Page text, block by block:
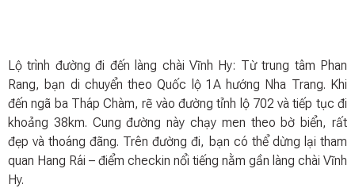
Lộ trình đường đi đến làng chài Vĩnh Hy: Từ trung tâm Phan
Rang, bạn di chuyển theo Quốc lộ 1A hướng Nha Trang. Khi
đến ngã ba Tháp Chàm, rẽ vào đường tỉnh lộ 702 và tiếp tục đi
khoảng 38km. Cung đường này chạy men theo bờ biển, rất
đẹp và thoáng đãng. Trên đường đi, bạn có thể dừng lại tham
quan Hang Rái – điểm checkin nổi tiếng nằm gần làng chài Vĩnh
Hy.